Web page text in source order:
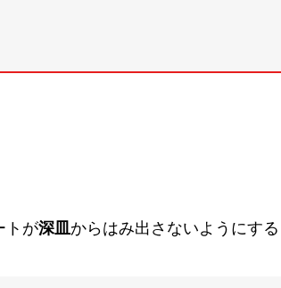
トが深皿からはみ出さないようにす